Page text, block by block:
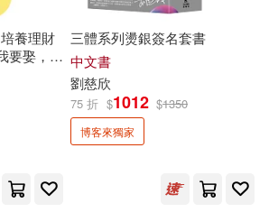
韋蘺若明(3)
團隊(2)
J.ho(2)
好人出版(3)
字覺文化(3)
布可屋(3)
新雨(3)
養理財
要娶，媽
親簽版
三體系列燙銀簽名套書
中文書
劉慈欣
75 折 $1012 $1350
博客來獨家